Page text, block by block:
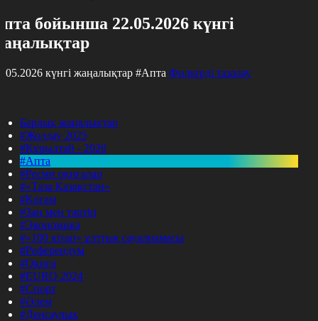
бойынша 22.05.2026 күнгі
күнгі жаңалықтар #Апта Фильтрді тазалау
Барлық жаңалықтар
#Жолдау 2025
#Құрылтай - 2026
#Апта
#Ресми оқиғалар
#«Таза Қазақстан»
#Қоғам
#Заң мен тәртіп
#Экономика
#«100 кітап» ұлттық сауалнамасы
#Референдум
#Оқиға
#EURO 2024
#Спорт
#Әлем
#Денсаулық